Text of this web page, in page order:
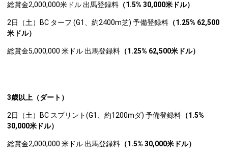
総賞金2,000,000米ドル 出馬登録料 （1.5% 30,000米ドル）
2日（土）BC ターフ (G1、約2400m芝) 予備登録料 （1.25% 62,500
米ドル）
総賞金5,000,000 米ドル 出馬登録料 （1.25% 62,500米ドル）
3歳以上（ダート）
2日（土）BC スプリント(G1、約1200mダ) 予備登録料 （1.5%
30,000米ドル）
総賞金2,000,000 米ドル 出馬登録料 （1.5% 30,000米ドル）